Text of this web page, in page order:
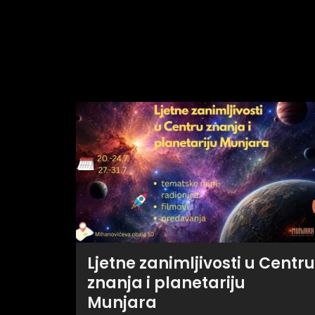
Ljetne zanimljivosti u Centru
znanja i planetariju
Munjara